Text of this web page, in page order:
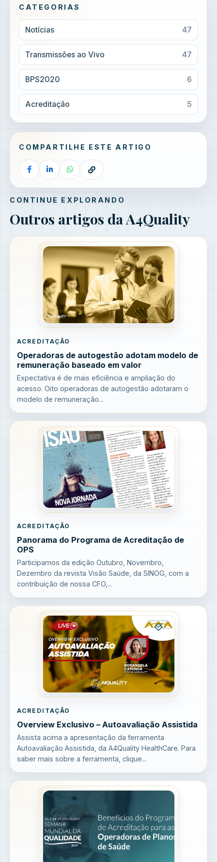
CATEGORIAS
Notícias 47
Transmissões ao Vivo 47
BPS2020 6
Acreditação 5
COMPARTILHE ESTE ARTIGO
CONTINUE EXPLORANDO
Outros artigos da A4Quality
ACREDITAÇÃO
Operadoras de autogestão adotam modelo de
remuneração baseado em valor
Expectativa é de mais eficiência e ampliação do
acesso. Oito operadoras de autogestão adotaram o
modelo de remuneração...
ACREDITAÇÃO
Panorama do Programa de Acreditação de
OPS
Participamos da edição Outubro, Novembro,
Dezembro da revista Visão Saúde, da SINOG, com a
contribuição de nossa CFO,...
ACREDITAÇÃO
Overview Exclusivo – Autoavaliação Assistida
Assista acima a apresentação da ferramenta
Autoavaliação Assistida, da A4Quality HealthCare. Para
saber mais sobre a ferramenta, clique...